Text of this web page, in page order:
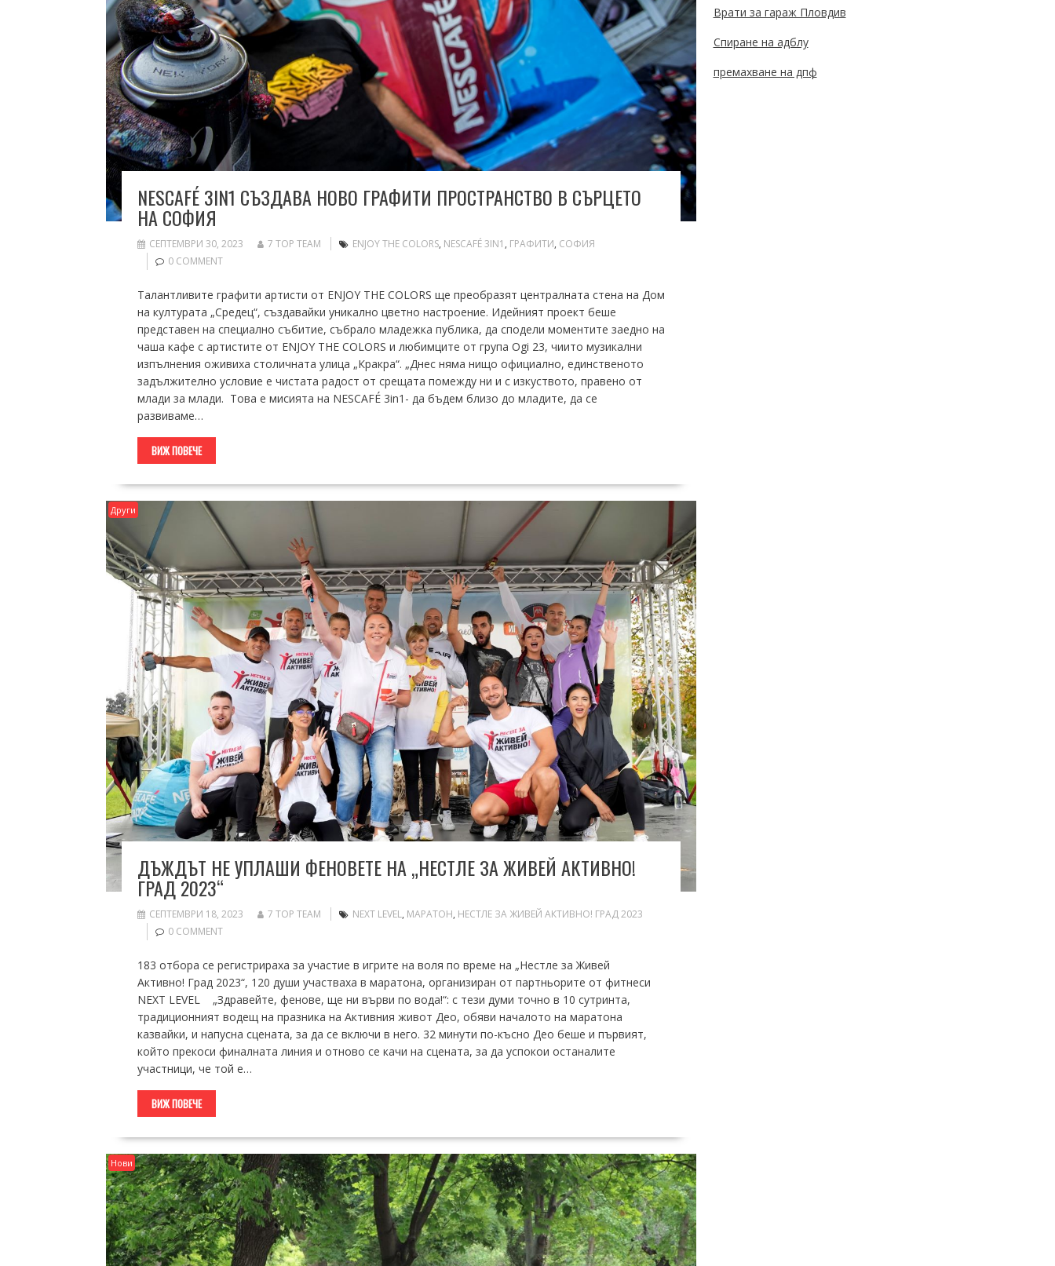
NESCAFÉ 3IN1 СЪЗДАВА НОВО ГРАФИТИ ПРОСТРАНСТВО В СЪРЦЕТО
НА СОФИЯ
СЕПТЕМВРИ 30, 2023 7 TOP TEAM ENJOY THE COLORS, NESCAFÉ 3IN1 , ГРАФИТИ, СОФИЯ
0 COMMENT
Талантливите графити артисти от ENJOY THE COLORS ще преобразят централната стена на Дом
на културата „Средец“, създавайки уникално цветно настроение. Идейният проект беше
представен на специално събитие, събрало младежка публика, да сподели моментите заедно на
чаша кафе с артистите от ENJOY THE COLORS и любимците от група Ogi 23, чиито музикални
изпълнения оживиха столичната улица „Кракра“. „Днес няма нищо официално, единственото
задължително условие е чистата радост от срещата помежду ни и с изкуството, правено от
млади за млади. Това е мисията на NESCAFÉ 3in1- да бъдем близо до младите, да се
развиваме…
ВИЖ ПОВЕЧЕ
Други
ДЪЖДЪТ НЕ УПЛАШИ ФЕНОВЕТЕ НА „НЕСТЛЕ ЗА ЖИВЕЙ АКТИВНО!
ГРАД 2023“
СЕПТЕМВРИ 18, 2023 7 TOP TEAM NEXT LEVEL, МАРАТОН, НЕСТЛЕ ЗА ЖИВЕЙ АКТИВНО! ГРАД 2023
0 COMMENT
183 отбора се регистрираха за участие в игрите на воля по време на „Нестле за Живей
Активно! Град 2023“, 120 души участваха в маратона, организиран от партньорите от фитнеси
NEXT LEVEL „Здравейте, фенове, ще ни върви по вода!“: с тези думи точно в 10 сутринта,
традиционният водещ на празника на Активния живот Део, обяви началото на маратона
казвайки, и напусна сцената, за да се включи в него. 32 минути по-късно Део беше и първият,
който прекоси финалната линия и отново се качи на сцената, за да успокои останалите
участници, че той е…
ВИЖ ПОВЕЧЕ
Нови
Врати за гараж Пловдив
Спиране на адблу
премахване на дпф